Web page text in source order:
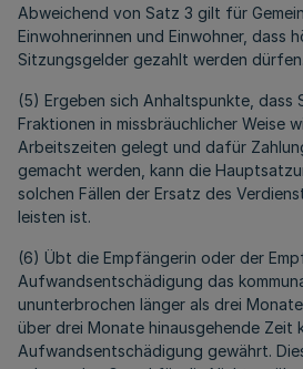
Abweichend von Satz 3 gilt für
Einwohnerinnen und Einwohner, dass
Sitzungsgelder gezahlt werden dürfen.
(5) Ergeben sich Anhaltspunkte, dass
Fraktionen in missbräuchlicher Weise
Arbeitszeiten gelegt und dafür
gemacht werden, kann die
solchen Fällen der Ersatz des
leisten ist.
(6) Übt die Empfängerin oder der
Aufwandsentschädigung das
ununterbrochen länger als drei
über drei Monate hinausgehende Zeit
Aufwandsentschädigung gewährt.